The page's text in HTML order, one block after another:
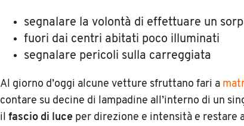
segnalare la volontà di effettuare un
fuori dai centri abitati poco illuminati
segnalare pericoli sulla carreggiata
Al giorno d’oggi alcune vetture sfruttano fari a
contare su decine di lampadine all’interno di un
il fascio di luce per direzione e intensità e restare